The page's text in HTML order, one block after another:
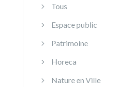
Tous
Espace public
Patrimoine
Horeca
Nature en Ville